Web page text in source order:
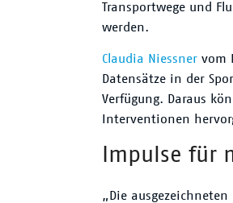
Transportwege und
werden.
Claudia Niessner vom
Datensätze in der
Verfügung. Daraus
Interventionen
Impulse für
„Die